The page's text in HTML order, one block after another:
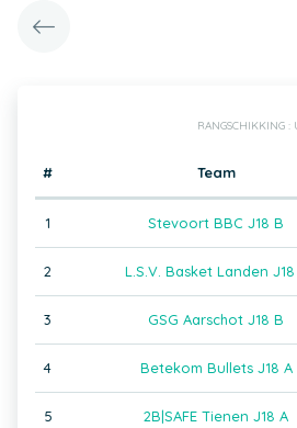
RANGSCHIKKING
# Team
1 Stevoort BBC J18 B
2 L.S.V. Basket Landen J18
3 GSG Aarschot J18 B
4 Betekom Bullets J18 A
5 2B|SAFE Tienen J18 A